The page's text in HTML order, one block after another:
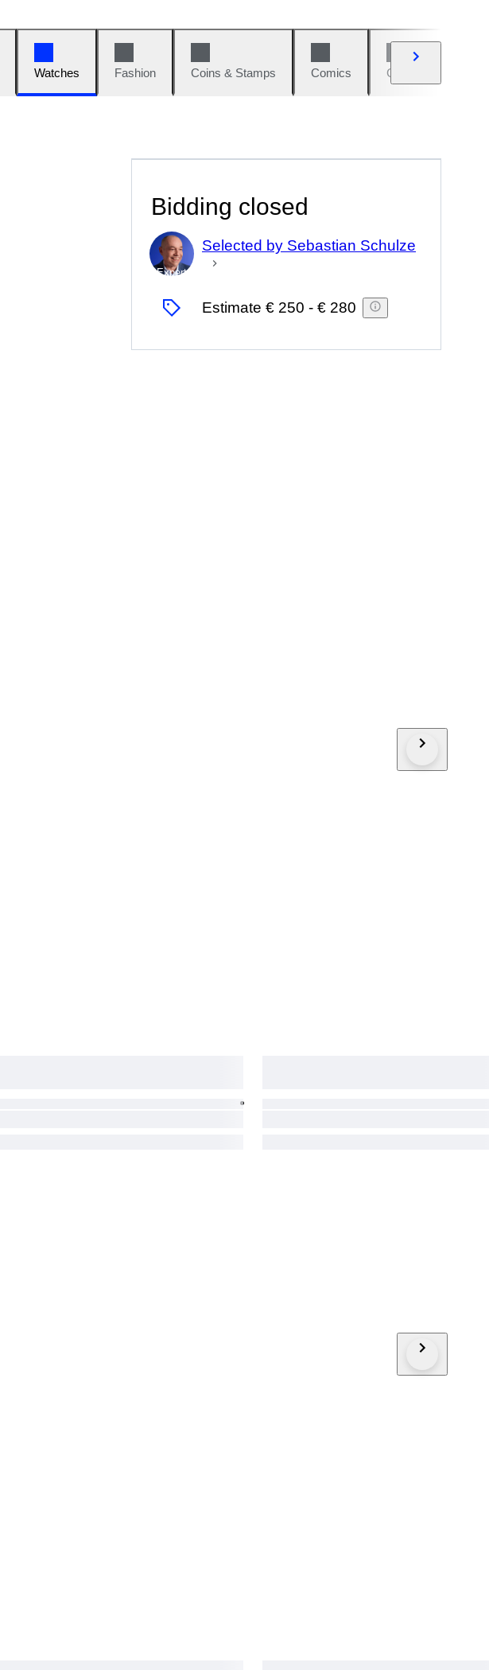
Watches Fashion Coins & Stamps Comics Cars & Bikes
Bidding closed
Expert
Selected by Sebastian Schulze
Estimate € 250 - € 280